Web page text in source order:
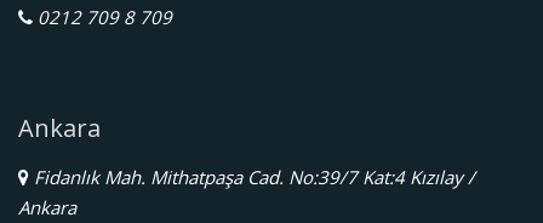
0212 709 8 709
Ankara
Fidanlık Mah. Mithatpaşa Cad. No:39/7 Kat:4 Kızılay /
Ankara